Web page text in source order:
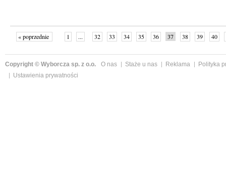
« poprzednie 1 ... 32 33 34 35 36 37 38 39 40
Copyright © Wyborcza sp. z o.o. O nas Staże u nas Reklama
Polityka
Ustawienia prywatności